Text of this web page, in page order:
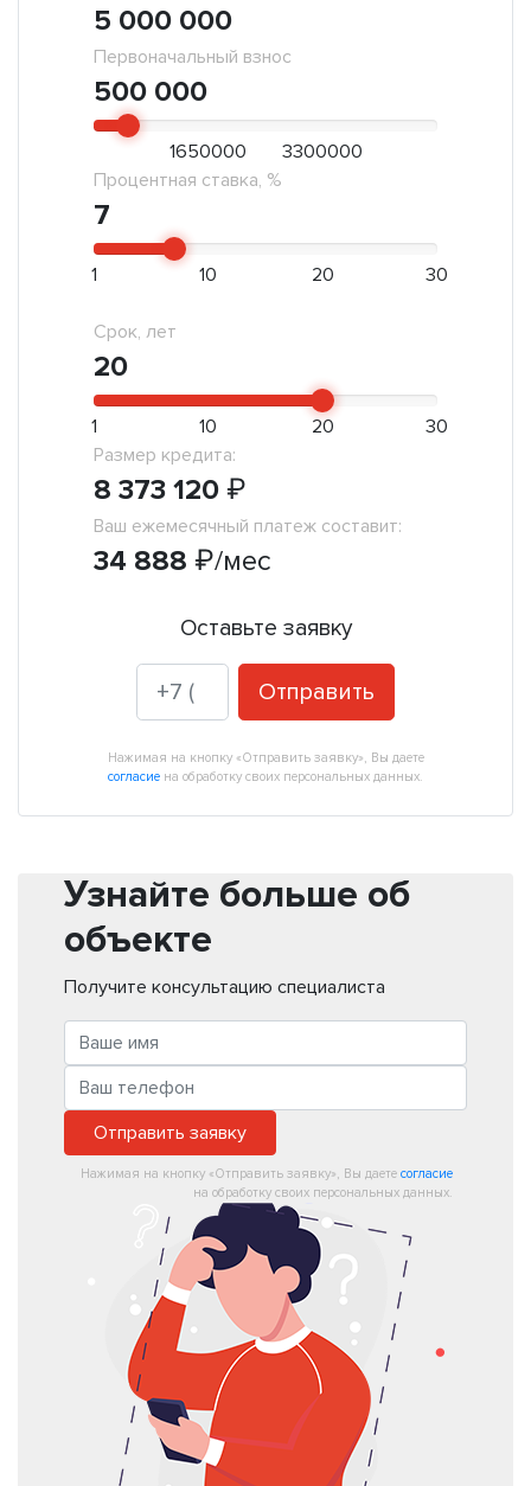
Первоначальный взнос
500 000
5 000 000
1650000
3300000
Процентная ставка, %
7
1 10 20 30
Срок, лет
20
1 10 20
30
Размер кредита:
8 373 120 ₽
Ваш ежемесячный платеж составит:
34 888 ₽/мес
Оставьте заявку
Отправить
Нажимая на кнопку «Отправить заявку», Вы даете
согласие на обработку своих персональных данных.
Узнайте больше об
объекте
Получите консультацию специалиста
Отправить заявку
Нажимая на кнопку «Отправить заявку», Вы даете согласие
на обработку своих персональных данных.